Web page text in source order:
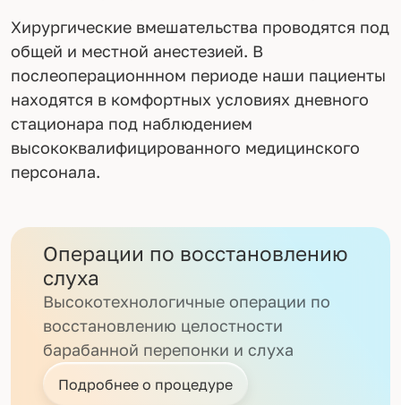
Хирургические вмешательства проводятся под
общей и местной анестезией. В
послеоперационнном периоде наши пациенты
находятся в комфортных условиях дневного
стационара под наблюдением
высококвалифицированного медицинского
персонала.
Операции по восстановлению
слуха
Высокотехнологичные операции по
восстановлению целостности
барабанной перепонки и слуха
Подробнее о процедуре